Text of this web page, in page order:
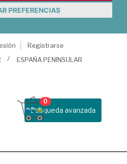
PREFERENCIAS
Registrarse
ESPAÑA PENINSULAR
Busqueda avanzada
0